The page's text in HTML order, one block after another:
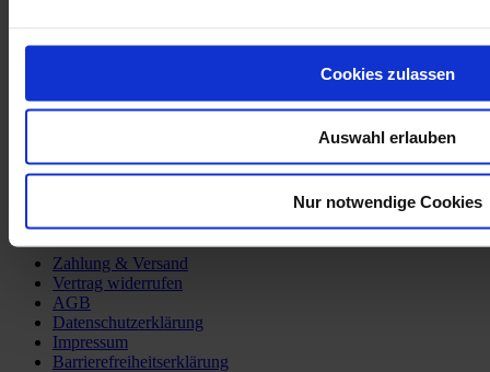
Cookies zulassen
Auswahl erlauben
Nur notwendige Cookies
Zahlung & Versand
Vertrag widerrufen
AGB
Datenschutzerklärung
Impressum
Barrierefreiheitserklärung